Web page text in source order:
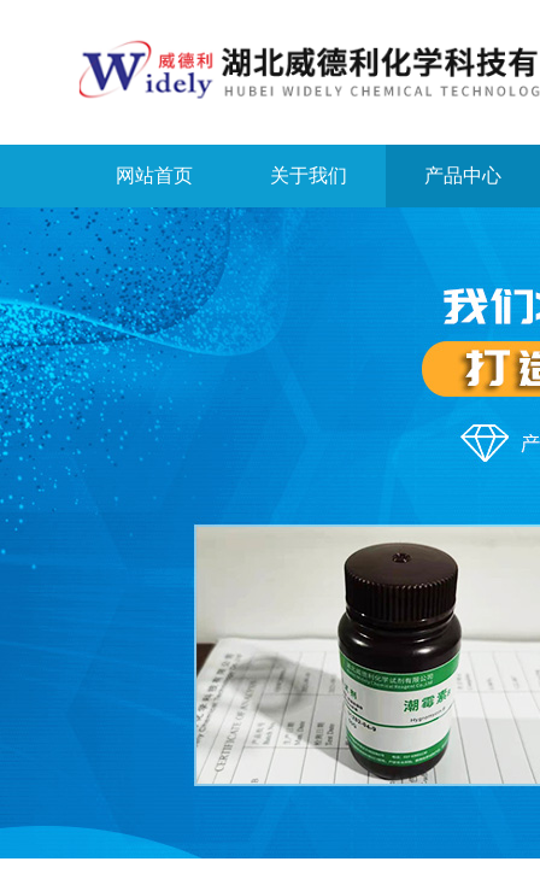
网站首页 关于我们 产品中心